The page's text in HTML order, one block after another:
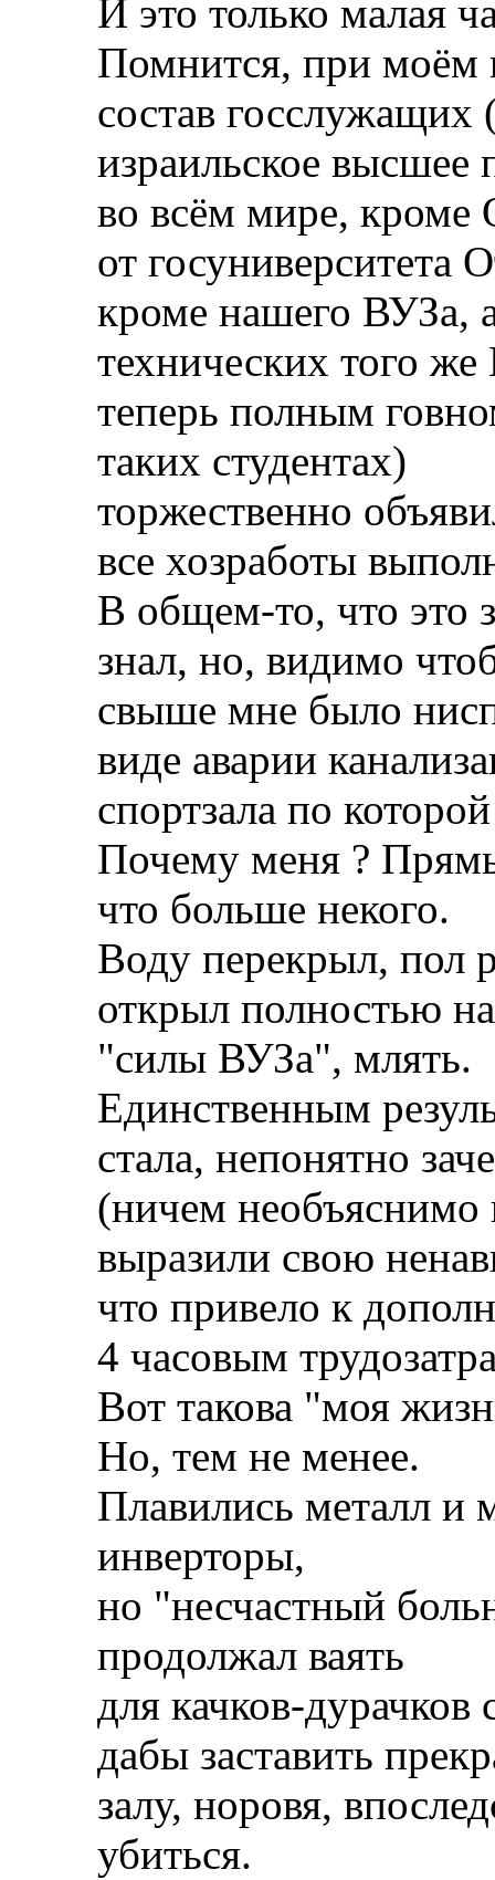
И это только малая
Помнится, при моём
состав госслужащих
израильское высшее
во всём мире, кроме
от госуниверситета
кроме нашего ВУЗа,
технических того
теперь полным
таких студентах)
торжественно
все хозработы
В общем-то, что это
знал, но, видимо
свыше мне было
виде аварии
спортзала по
Почему меня ?
что больше некого.
Воду перекрыл, пол
открыл полностью
"силы ВУЗа", млять.
Единственным
стала, непонятно
(ничем необъяснимо
выразили свою
что привело к
4 часовым
Вот такова "моя
Но, тем не менее.
Плавились металл и
инверторы,
но "несчастный
продолжал ваять
для качков-
дабы заставить
залу, норовя,
убиться.